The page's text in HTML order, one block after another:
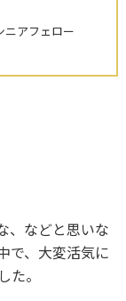
ニアフェロー
、などと思いな
で、大変活気に
。